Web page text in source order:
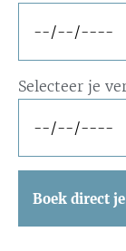
Selecteer je
Boek direct